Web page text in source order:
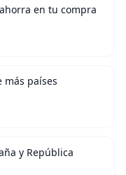
en tu compra
más países
y República